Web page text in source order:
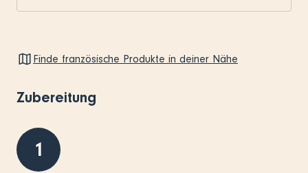
Finde französische Produkte in deiner Nähe
Zubereitung
1